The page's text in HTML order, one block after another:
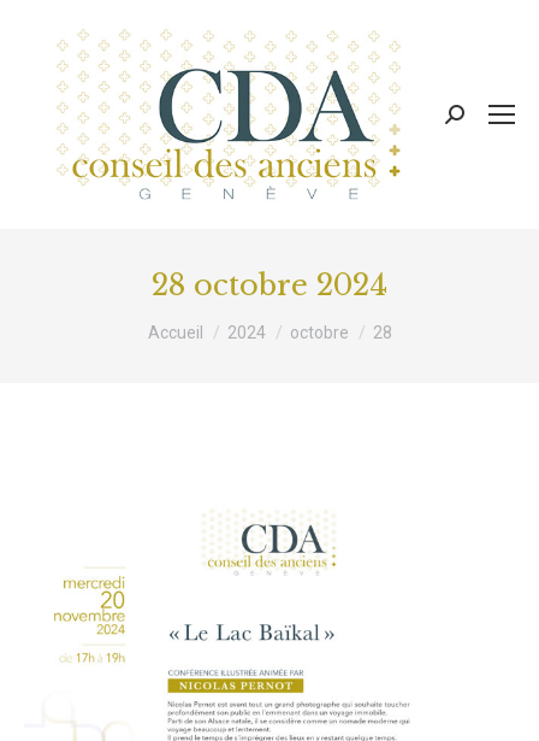
Recherche
28 octobre 2024
Vous êtes ici :
Accueil 2024 octobre 28